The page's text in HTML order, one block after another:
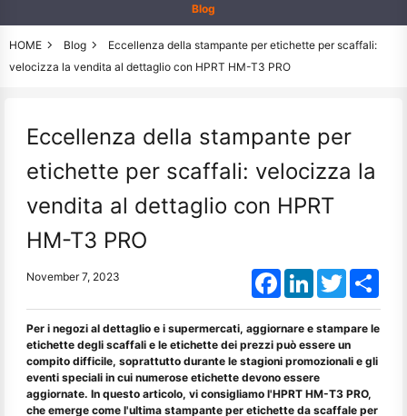
Blog
HOME Blog
Eccellenza della stampante per etichette per scaffali:
velocizza la vendita al dettaglio con HPRT HM-T3 PRO
Eccellenza della stampante per
etichette per scaffali: velocizza la
vendita al dettaglio con HPRT
HM-T3 PRO
November 7, 2023 FacebookLinkedInTwitter
Per i negozi al dettaglio e i supermercati, aggiornare e stampare le
etichette degli scaffali e le etichette dei prezzi può essere un
compito difficile, soprattutto durante le stagioni promozionali e gli
eventi speciali in cui numerose etichette devono essere
aggiornate. In questo articolo, vi consigliamo l'HPRT HM-T3 PRO,
che emerge come l'ultima stampante per etichette da scaffale per